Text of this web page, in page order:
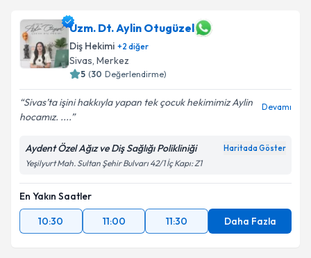
Uzm. Dt. Aylin Otugüzel
Diş Hekimi +2 diğer
Sivas, Merkez
5 (30 Değerlendirme)
Sivas’ta işini hakkıyla yapan tek çocuk hekimimiz Aylin
hocamız. ....
Devamı
Aydent Özel Ağız ve Diş Sağlığı Polikliniği Haritada Göster
Yeşilyurt Mah. Sultan Şehir Bulvarı 42/1 İç Kapı: Z1
En Yakın Saatler
10:30
11:00 11:30 Daha Fazla